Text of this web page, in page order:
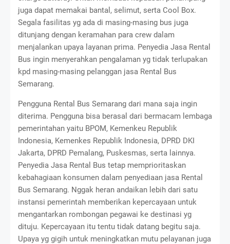
juga dapat memakai bantal, selimut, serta Cool Box.
Segala fasilitas yg ada di masing-masing bus juga
ditunjang dengan keramahan para crew dalam
menjalankan upaya layanan prima. Penyedia Jasa Rental
Bus ingin menyerahkan pengalaman yg tidak terlupakan
kpd masing-masing pelanggan jasa Rental Bus
Semarang.
Pengguna Rental Bus Semarang dari mana saja ingin
diterima. Pengguna bisa berasal dari bermacam lembaga
pemerintahan yaitu BPOM, Kemenkeu Republik
Indonesia, Kemenkes Republik Indonesia, DPRD DKI
Jakarta, DPRD Pemalang, Puskesmas, serta lainnya.
Penyedia Jasa Rental Bus tetap memprioritaskan
kebahagiaan konsumen dalam penyediaan jasa Rental
Bus Semarang. Nggak heran andaikan lebih dari satu
instansi pemerintah memberikan kepercayaan untuk
mengantarkan rombongan pegawai ke destinasi yg
dituju. Kepercayaan itu tentu tidak datang begitu saja.
Upaya yg gigih untuk meningkatkan mutu pelayanan juga